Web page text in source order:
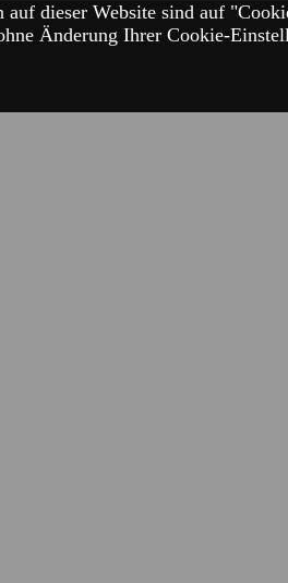
dieser Website sind auf
Änderung Ihrer Cookie-